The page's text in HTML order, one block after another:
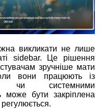
викликати не лише
sidebar. Це рішення
зручніше мати
вони працюють із
чи системними
може бути закріплена
регулюється.